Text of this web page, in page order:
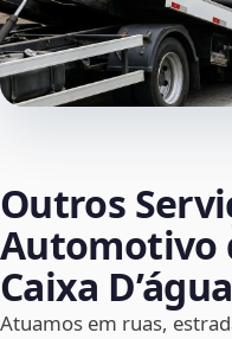
Outros
Automotivo
Caixa
Atuamos em ruas,